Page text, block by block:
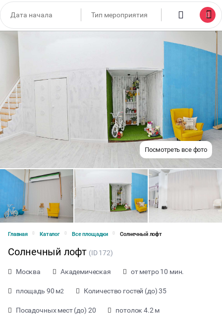
Посмотреть все фото
Главная Каталог Все площадки Солнечный лофт
Солнечный лофт (ID 172)
Москва Академическая от метро 10 мин.
площадь 90 м2 Количество гостей (до) 35
Посадочных мест (до) 20 потолок 4.2 м